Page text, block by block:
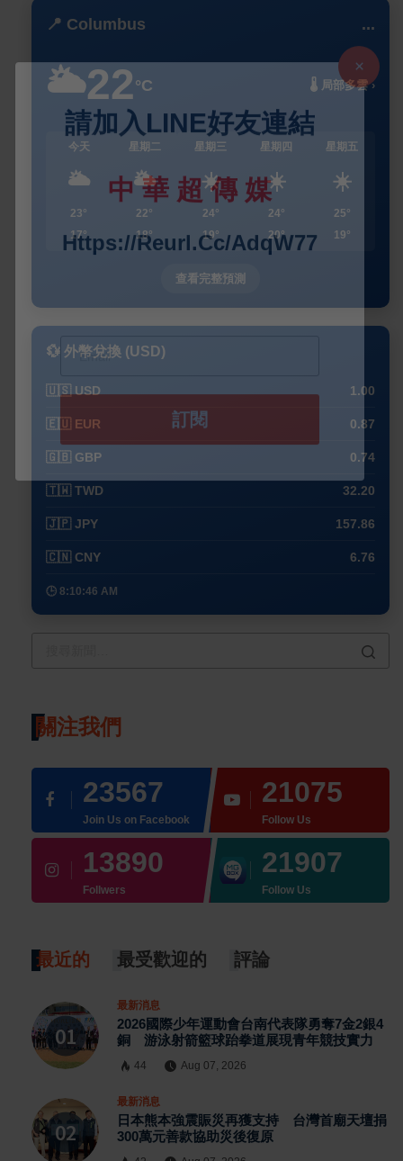
📍 Columbus ...
🌥️22°C 🌡️ 局部多雲 ›
今天
🌥️
23°
17°
星期二
🌥️
22°
18°
星期三
☀️
24°
19°
星期四
☀️
24°
20°
星期五
☀️
25°
19°
查看完整預測
💱 外幣兌換 (USD)
🇺🇸 USD 1.00
🇪🇺 EUR 0.87
🇬🇧 GBP 0.74
🇹🇼 TWD 32.20
🇯🇵 JPY 157.86
🇨🇳 CNY 6.76
🕒 8:10:56 AM
關注我們
23567
Join Us on Facebook
21075
Follow Us
13890
Follwers
21907
Follow Us
最近的 最受歡迎的 評論
最新消息
2026國際少年運動會台南代表隊勇奪7金2銀4
銅 游泳射箭籃球跆拳道展現青年競技實力
44 Aug 07, 2026
最新消息
日本熊本強震賑災再獲支持 台灣首廟天壇捐
300萬元善款協助災後復原
×